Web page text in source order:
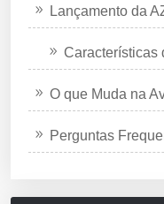
Lançamento da
Características
O que Muda na
Perguntas